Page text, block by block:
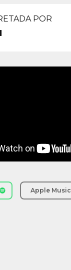
POR
Apple Music